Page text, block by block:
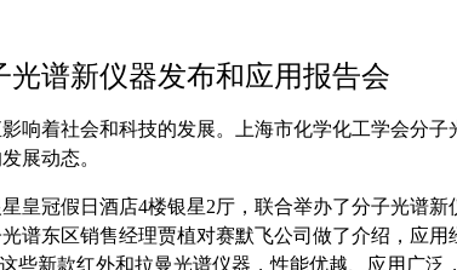
谱新仪器发布和应用报告会
着社会和科技的发展。上海市化学化工学会分
展动态。
皇冠假日酒店4楼银星2厅，联合举办了分子光谱
谱东区销售经理贾植对赛默飞公司做了介绍，应
些新款红外和拉曼光谱仪器，性能优越、应用广